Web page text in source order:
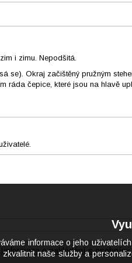
i zimu. Nepodšitá.
se). Okraj začištěný pružným
ráda čepice, které jsou na hlavě
| informace o nakládání s osobními
informace o jeho
naše služby a